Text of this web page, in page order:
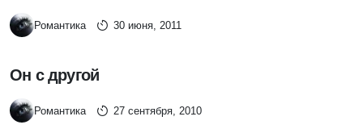
Романтика 30 июня, 2011
Он с другой
Романтика 27 сентября, 2010